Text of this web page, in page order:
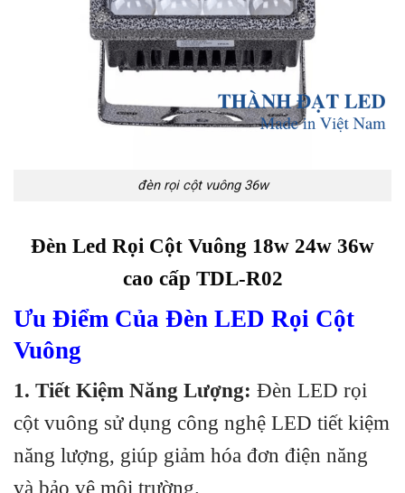
đèn rọi cột vuông 36w
Đèn Led Rọi Cột Vuông 18w 24w 36w
cao cấp TDL-R02
Ưu Điểm Của Đèn LED Rọi Cột
Vuông
1. Tiết Kiệm Năng Lượng: Đèn LED rọi
cột vuông sử dụng công nghệ LED tiết kiệm
năng lượng, giúp giảm hóa đơn điện năng
và bảo vệ môi trường.